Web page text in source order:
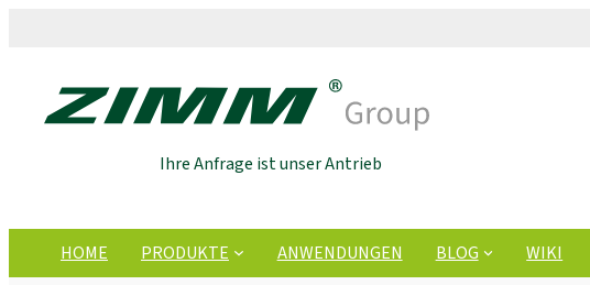
Ihre Anfrage ist unser Antrieb
HOME PRODUKTE ANWENDUNGEN BLOG WIKI